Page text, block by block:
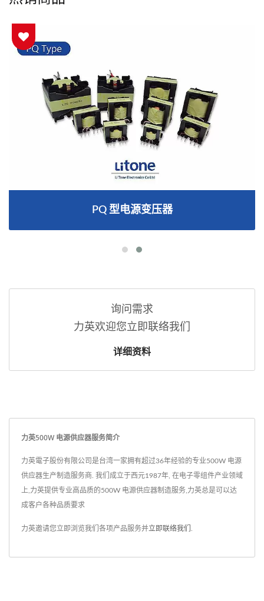
PQ 型电源变压器
询问需求
力英欢迎您立即联络我们
详细资料
力英500W 电源供应器服务简介
力英電子股份有限公司是台湾一家拥有超过36年经验的专业500W 电源
供应器生产制造服务商. 我们成立于西元1987年, 在电子零组件产业领域
上,力英提供专业高品质的500W 电源供应器制造服务,力英总是可以达
成客户各种品质要求
力英邀请您立即浏览我们各项产品服务并立即联络我们